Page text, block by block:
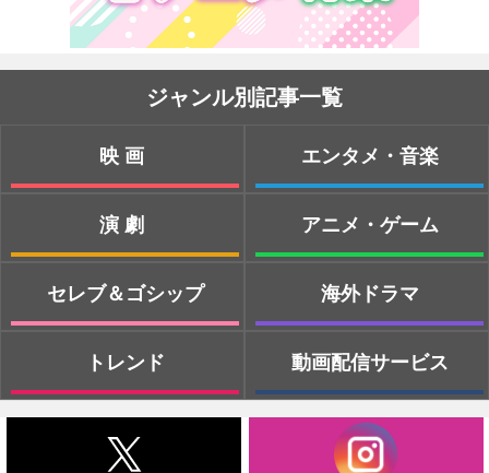
ジャンル別記事一覧
映画
演劇
セレブ＆ゴシップ
トレンド
エンタメ・音楽
アニメ・ゲーム
海外ドラマ
動画配信サービス